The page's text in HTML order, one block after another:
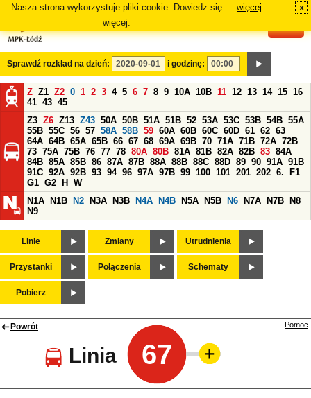
Nasza strona wykorzystuje pliki cookie. Dowiedz się
więcej.
więcej x
Sprawdź rozkład na dzień: i godzinę:
Z Z1 Z2 0 1 2 3 4 5 6 7 8 9 10A 10B 11 12 13 14 15 16
41 43 45
Z3 Z6 Z13 Z43 50A 50B 51A 51B 52 53A 53C 53B 54B 55A
55B 55C 56 57 58A 58B 59 60A 60B 60C 60D 61 62 63
64A 64B 65A 65B 66 67 68 69A 69B 70 71A 71B 72A 72B
73 75A 75B 76 77 78 80A 80B 81A 81B 82A 82B 83 84A
84B 85A 85B 86 87A 87B 88A 88B 88C 88D 89 90 91A 91B
91C 92A 92B 93 94 96 97A 97B 99 100 101 201 202 6.
F1
G1 G2 H
W
N1A
N1B N2 N3A N3B N4A N4B N5A N5B N6 N7A N7B
N8
N9
Linie Zmiany Utrudnienia
Przystanki Połączenia Schematy
Pobierz
Powrót
Linia 67
Pomoc